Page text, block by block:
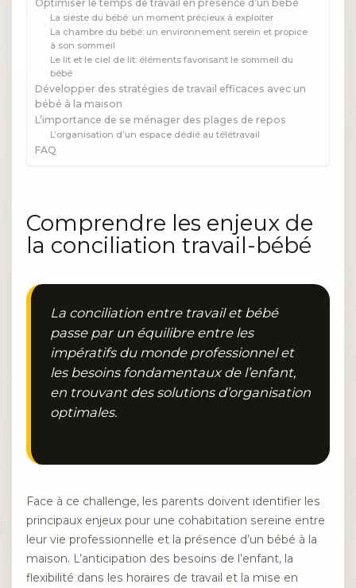
Optimiser le temps de travail en présence d’un bébé
La sieste du bébé: un moment précieux à exploiter
La chambre du bébé: un environnement serein et propice
à son sommeil
Le lit et le ciel de lit: éléments favorisant le sommeil du
bébé
Développer des stratégies de travail efficaces avec un
bébé à la maison
L’importance de se ménager des plages de repos
L’organisation d’un espace dédié au télétravail
FAQ
Comprendre les enjeux de
la conciliation travail-bébé
La conciliation entre travail et bébé
passe par un équilibre entre les
impératifs du monde professionnel et
les besoins fondamentaux de l’enfant,
en trouvant des solutions d’organisation
optimales.
Face à ce challenge, les parents doivent identifier les
principaux enjeux pour une cohabitation sereine entre
leur vie professionnelle et la présence d’un bébé à la
maison. L’anticipation des besoins de l’enfant, la
flexibilité dans les horaires de travail et la mise en